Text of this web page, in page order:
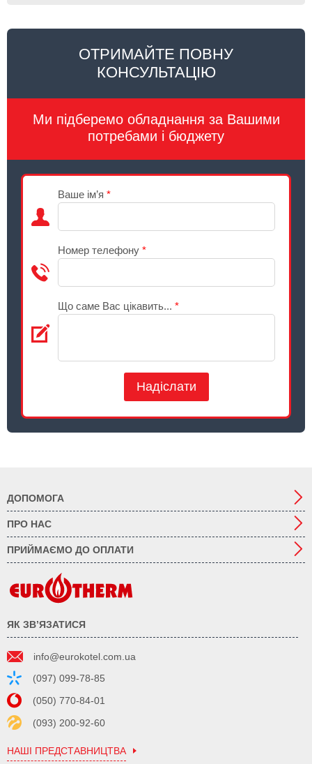
ОТРИМАЙТЕ ПОВНУ
КОНСУЛЬТАЦІЮ
Ми підберемо обладнання за Вашими
потребами і бюджету
Ваше ім’я *
Номер телефону *
Що саме Вас цікавить... *
Надіслати
ДОПОМОГА
ПРО НАС
ПРИЙМАЄМО ДО ОПЛАТИ
ЯК ЗВ’ЯЗАТИСЯ
info@eurokotel.com.ua
(097) 099-78-85
(050) 770-84-01
(093) 200-92-60
НАШІ ПРЕДСТАВНИЦТВА